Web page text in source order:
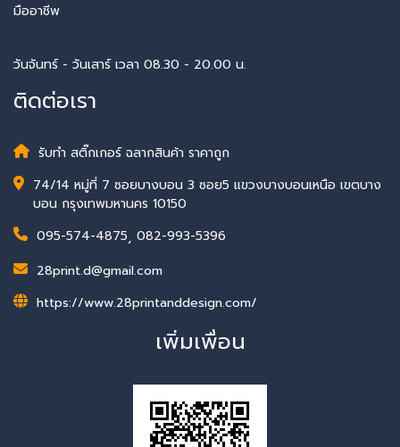
มืออาชีพ
วันจันทร์ - วันเสาร์ เวลา 08.30 - 20.00 น.
ติดต่อเรา
รับทำ สติ๊กเกอร์ ฉลากสินค้า ราคาถูก
74/14 หมู่ที่ 7 ซอยบางบอน 3 ซอย5 แขวงบางบอนเหนือ เขตบาง
บอน กรุงเทพมหานคร 10150
095-574-4875, 082-993-5396
28print.d@gmail.com
https://www.28printanddesign.com/
เพิ่มเพื่อน